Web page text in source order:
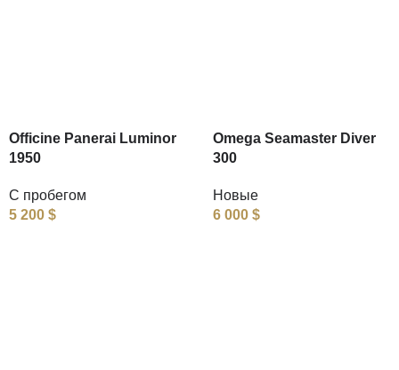
Officine Panerai Luminor
1950
С пробегом
5 200 $
Omega Seamaster Diver
300
Новые
6 000 $